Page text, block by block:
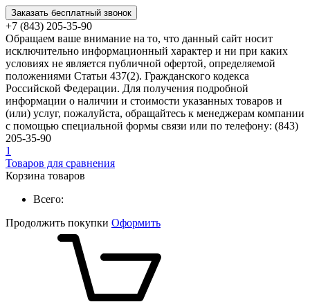
Заказать бесплатный звонок
+7 (843) 205-35-90
Обращаем ваше внимание на то, что данный сайт носит
исключительно информационный характер и ни при каких
условиях не является публичной офертой, определяемой
положениями Статьи 437(2). Гражданского кодекса
Российской Федерации. Для получения подробной
информации о наличии и стоимости указанных товаров и
(или) услуг, пожалуйста, обращайтесь к менеджерам компании
с помощью специальной формы связи или по телефону: (843)
205-35-90
1
Товаров для сравнения
Корзина товаров
Всего:
Продолжить покупки Оформить